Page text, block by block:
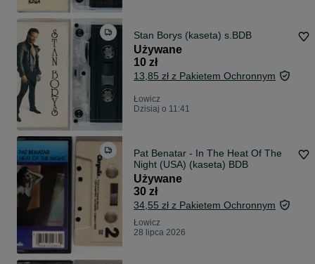
Stan Borys (kaseta) s.BDB
Używane
10 zł
13,85 zł z Pakietem Ochronnym
Łowicz
Dzisiaj o 11:41
Pat Benatar - In The Heat Of The
Night (USA) (kaseta) BDB
Używane
30 zł
34,55 zł z Pakietem Ochronnym
Łowicz
28 lipca 2026